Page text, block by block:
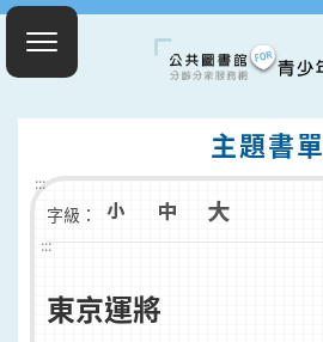
主題書單
:::
字級：
:::
東京運將